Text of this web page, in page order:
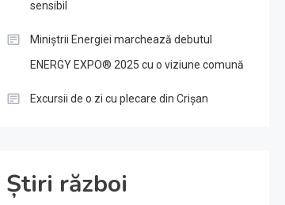
sensibil
Miniștrii Energiei marchează debutul
ENERGY EXPO® 2025 cu o viziune comună
Excursii de o zi cu plecare din Crișan
Știri război